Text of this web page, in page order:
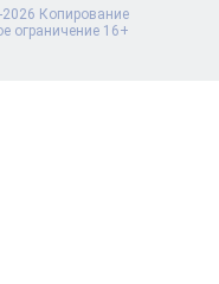
Копирование
ограничение 16+